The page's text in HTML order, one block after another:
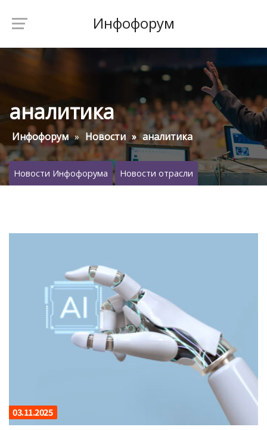
Инфофорум
аналитика
Инфофорум Новости аналитика
Новости Инфофорума Новости отрасли
03.11.2025